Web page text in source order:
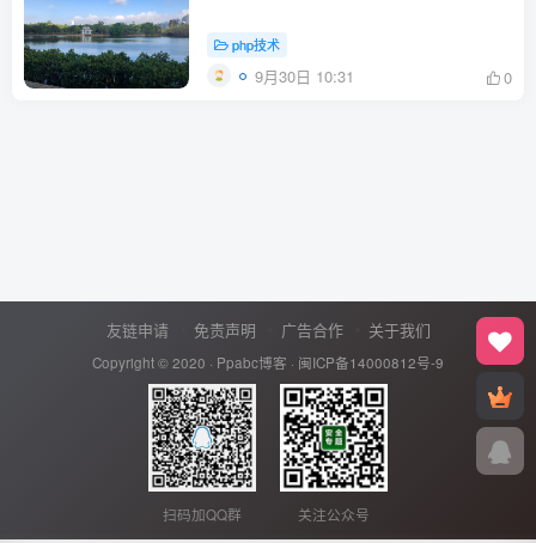
php技术
9月30日 10:31 0
友链申请 免责声明 广告合作 关于我们
Copyright © 2020 · Ppabc博客 · 闽ICP备14000812号-9
扫码加QQ群 关注公众号